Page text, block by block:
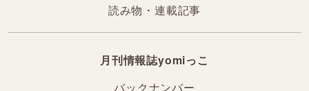
読み物・連載記事
月刊情報誌yomiっこ
バックナンバー